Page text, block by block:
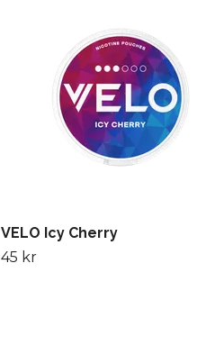
VELO Icy Cherry
45 kr